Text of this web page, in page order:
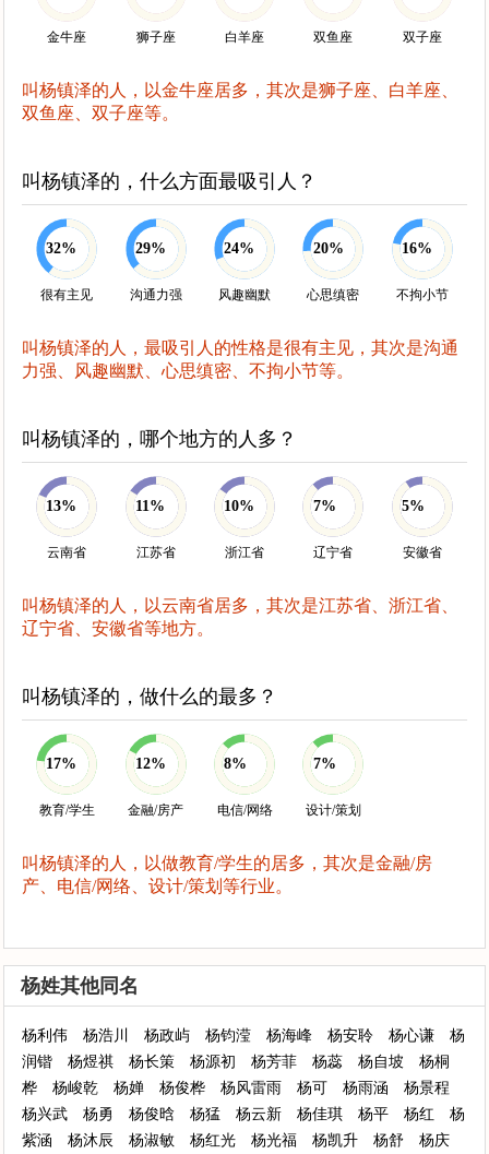
金牛座 狮子座 白羊座 双鱼座 双子座
叫杨镇泽的人，以金牛座居多，其次是狮子座、白羊座、
双鱼座、双子座等。
叫杨镇泽的，什么方面最吸引人？
32%
很有主见
29%
沟通力强
24%
风趣幽默
20%
心思缜密
16%
不拘小节
叫杨镇泽的人，最吸引人的性格是很有主见，其次是沟通
力强、风趣幽默、心思缜密、不拘小节等。
叫杨镇泽的，哪个地方的人多？
13%
云南省
11%
江苏省
10%
浙江省
7%
辽宁省
5%
安徽省
叫杨镇泽的人，以云南省居多，其次是江苏省、浙江省、
辽宁省、安徽省等地方。
叫杨镇泽的，做什么的最多？
17%
教育/学生
12%
金融/房产
8%
电信/网络
7%
设计/策划
叫杨镇泽的人，以做教育/学生的居多，其次是金融/房
产、电信/网络、设计/策划等行业。
杨姓其他同名
杨利伟 杨浩川 杨政屿 杨钧滢 杨海峰 杨安聆 杨心谦
杨
润锴
杨煜祺 杨长策 杨源初 杨芳菲 杨蕊 杨自坡
杨桐
桦
杨峻乾 杨婵 杨俊桦 杨风雷雨 杨可 杨雨涵
杨景程
杨兴武
杨勇 杨俊晗 杨猛 杨云新 杨佳琪 杨平 杨红
杨
紫涵
杨沐辰 杨淑敏 杨红光 杨光福 杨凯升 杨舒 杨庆